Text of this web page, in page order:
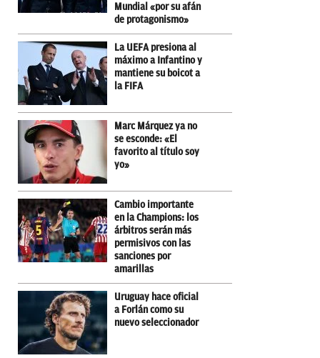
Mundial «por su afán
de protagonismo»
La UEFA presiona al
máximo a Infantino y
mantiene su boicot a
la FIFA
Marc Márquez ya no
se esconde: «El
favorito al título soy
yo»
Cambio importante
en la Champions: los
árbitros serán más
permisivos con las
sanciones por
amarillas
Uruguay hace oficial
a Forlán como su
nuevo seleccionador